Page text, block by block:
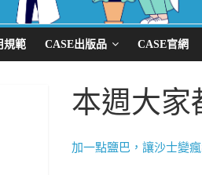
規範 CASE出版品 CASE官網
本週大家
加一點鹽巴，讓沙士變